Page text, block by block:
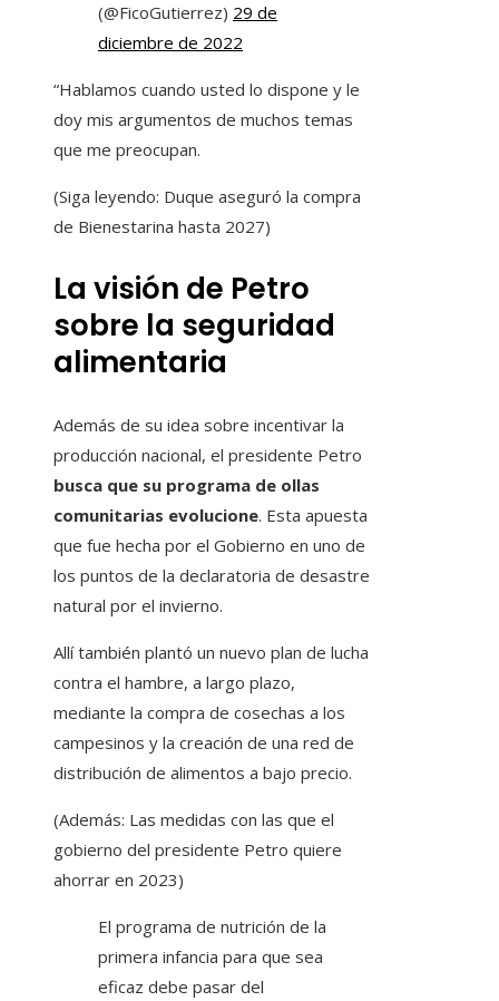
(@FicoGutierrez) 29 de
diciembre de 2022
“Hablamos cuando usted lo dispone y le
doy mis argumentos de muchos temas
que me preocupan.
(Siga leyendo: Duque aseguró la compra
de Bienestarina hasta 2027)
La visión de Petro
sobre la seguridad
alimentaria
Además de su idea sobre incentivar la
producción nacional, el presidente Petro
busca que su programa de ollas
comunitarias evolucione. Esta apuesta
que fue hecha por el Gobierno en uno de
los puntos de la declaratoria de desastre
natural por el invierno.
Allí también plantó un nuevo plan de lucha
contra el hambre, a largo plazo,
mediante la compra de cosechas a los
campesinos y la creación de una red de
distribución de alimentos a bajo precio.
(Además: Las medidas con las que el
gobierno del presidente Petro quiere
ahorrar en 2023)
El programa de nutrición de la
primera infancia para que sea
eficaz debe pasar del